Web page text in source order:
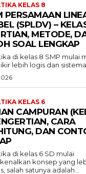
KELAS 8
PERSAMAAN
(SPLDV) –
METODE,
SOAL LENGKAP
di kelas 8 SMP mulai
lebih logis dan
KELAS 6
CAMPURAN
CARA
DAN
di kelas 6 SD mulai
konsep yang
salah satunya adalah...